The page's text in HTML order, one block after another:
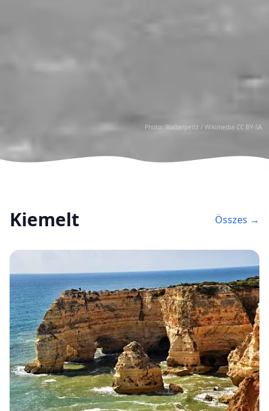
Photo: Walterpeitz / Wikimedia CC BY-SA
Kiemelt Összes →